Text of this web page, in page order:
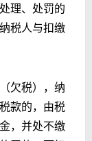
理、处罚的
税人与扣缴
欠税），纳
款的，由税
，并处不缴